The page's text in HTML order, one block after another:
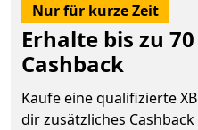
Nur für kurze Zeit
Erhalte bis zu
Cashback
Kaufe eine qualifizierte
dir zusätzliches